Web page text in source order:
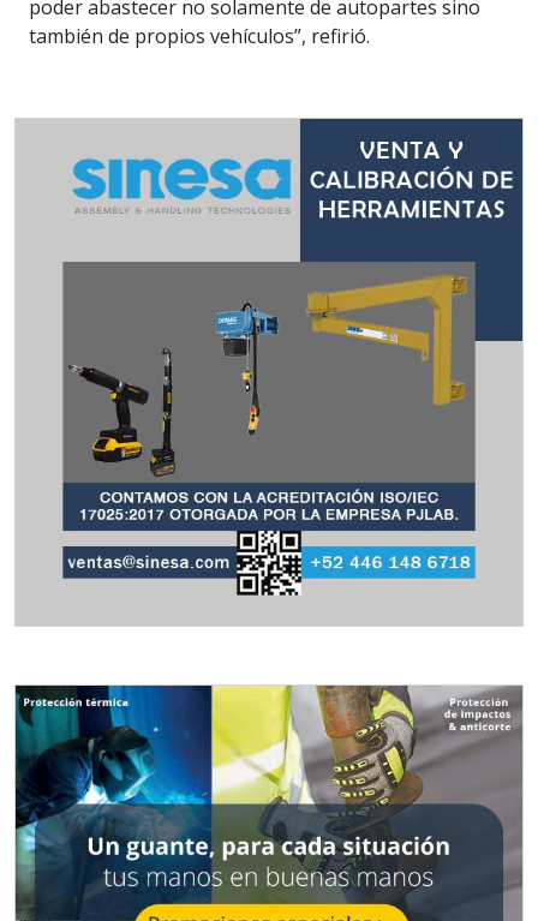
poder abastecer no solamente de autopartes sino
también de propios vehículos”, refirió.